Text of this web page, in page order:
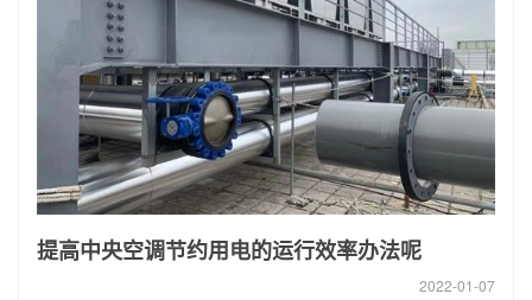
提高中央空调节约用电的运行效率办法呢
2022-01-07